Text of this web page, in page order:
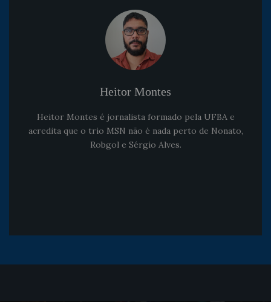
Heitor Montes
Heitor Montes é jornalista formado pela UFBA e
acredita que o trio MSN não é nada perto de Nonato,
Robgol e Sérgio Alves.